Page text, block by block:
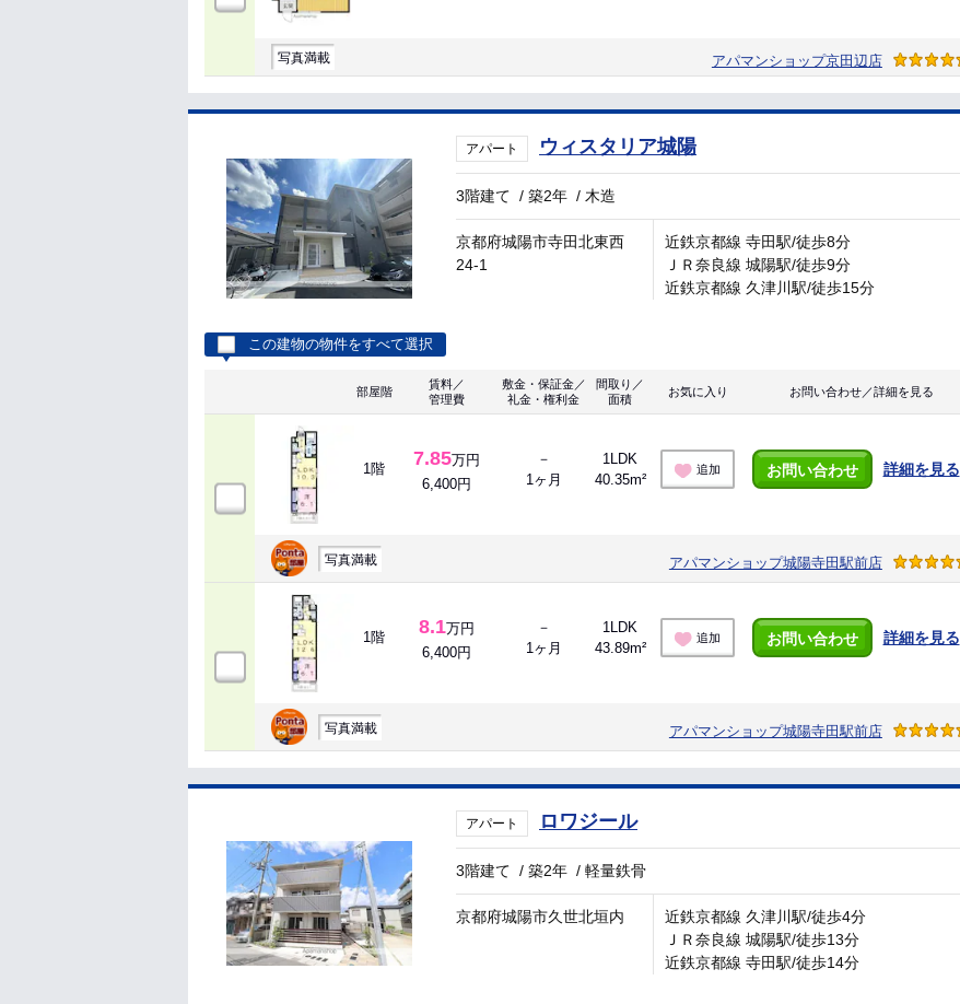
写真満載 アパマンショップ京田辺店
アパート ウィスタリア城陽
3階建て /築2年 / 木造
京都府城陽市寺田北東西
24-1
近鉄京都線 寺田駅/徒歩8分
ＪＲ奈良線 城陽駅/徒歩9分
近鉄京都線 久津川駅/徒歩15分
この建物の物件をすべて選択
部屋階
賃料／
管理費
敷金・保証金／
礼金・権利金
間取り／
面積
お気に入り お問い合わせ／詳細を見る
1階 7.85万円
6,400円
－
1ヶ月
1LDK
40.35m²
追加 お問い合わせ 詳細を見る
写真満載 アパマンショップ城陽寺田駅前店
1階 8.1万円
6,400円
－
1ヶ月
1LDK
43.89m²
追加 お問い合わせ 詳細を見る
写真満載 アパマンショップ城陽寺田駅前店
アパート ロワジール
3階建て /築2年 /軽量鉄骨
京都府城陽市久世北垣内
近鉄京都線 久津川駅/徒歩4分
ＪＲ奈良線 城陽駅/徒歩13分
近鉄京都線 寺田駅/徒歩14分